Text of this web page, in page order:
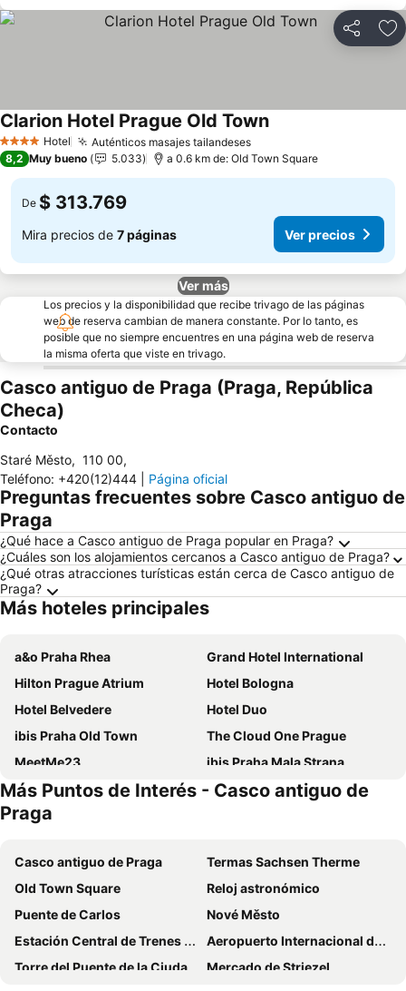
Compartir
4 EstrellasHotel Auténticos masajes tailandeses
Clarion Hotel Prague Old Town
8,2 Muy bueno 5.033 a 0.6 km de: Old Town Square
De $ 313.769
Mira precios de 7 páginas Ver precios
Ver más
Los precios y la disponibilidad que recibe trivago de las páginas
web de reserva cambian de manera constante. Por lo tanto, es
posible que no siempre encuentres en una página web de reserva
la misma oferta que viste en trivago.
Casco antiguo de Praga (Praga, República
Checa)
Contacto
Staré Město, 110 00,
Teléfono: +420(12)444 Página oficial
Preguntas frecuentes sobre Casco antiguo de
Praga
¿Qué hace a Casco antiguo de Praga popular en Praga?
¿Cuáles son los alojamientos cercanos a Casco antiguo de Praga?
¿Qué otras atracciones turísticas están cerca de Casco antiguo de
Praga?
Más hoteles principales
a&o Praha Rhea
Grand Hotel International
Hilton Prague Atrium
Hotel Bologna
Hotel Belvedere
Hotel Duo
ibis Praha Old Town
The Cloud One Prague
MeetMe23
ibis Praha Mala Strana
Don Giovanni Hotel Prague - Great Hotels of The World
Grandior Hotel Prague
Exe City Park
The President
Congress & Wellness Hotel Olsanka
Hotel Carol
Wenceslas Square Hotel
Gallery Hotel SIS
INNSiDE by Meliá Prague Old Town
Antik Hotel Prague
The Gold Bank
Golden Prague Rooms
Hotel PurPur
Más Puntos de Interés - Casco antiguo de
Praga
Casco antiguo de Praga
Termas Sachsen Therme
Old Town Square
Reloj astronómico
Puente de Carlos
Nové Město
Estación Central de Trenes de Praga
Aeropuerto Internacional de Praga Václav Havel
Torre del Puente de la Ciudad Vieja
Mercado de Striezel